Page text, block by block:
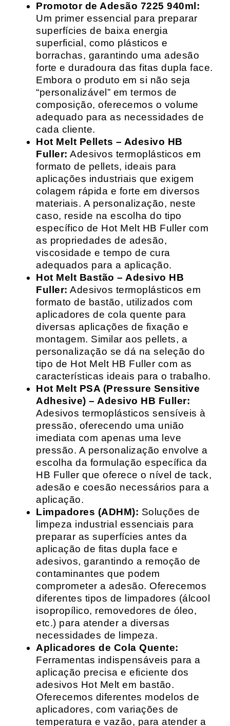
Promotor de Adesão 7225 940ml:
Um primer essencial para preparar
superfícies de baixa energia
superficial, como plásticos e
borrachas, garantindo uma adesão
forte e duradoura das fitas dupla face.
Embora o produto em si não seja
“personalizável” em termos de
composição, oferecemos o volume
adequado para as necessidades de
cada cliente.
Hot Melt Pellets – Adesivo HB
Fuller: Adesivos termoplásticos em
formato de pellets, ideais para
aplicações industriais que exigem
colagem rápida e forte em diversos
materiais. A personalização, neste
caso, reside na escolha do tipo
específico de Hot Melt HB Fuller com
as propriedades de adesão,
viscosidade e tempo de cura
adequados para a aplicação.
Hot Melt Bastão – Adesivo HB
Fuller: Adesivos termoplásticos em
formato de bastão, utilizados com
aplicadores de cola quente para
diversas aplicações de fixação e
montagem. Similar aos pellets, a
personalização se dá na seleção do
tipo de Hot Melt HB Fuller com as
características ideais para o trabalho.
Hot Melt PSA (Pressure Sensitive
Adhesive) – Adesivo HB Fuller:
Adesivos termoplásticos sensíveis à
pressão, oferecendo uma união
imediata com apenas uma leve
pressão. A personalização envolve a
escolha da formulação específica da
HB Fuller que oferece o nível de tack,
adesão e coesão necessários para a
aplicação.
Limpadores (ADHM): Soluções de
limpeza industrial essenciais para
preparar as superfícies antes da
aplicação de fitas dupla face e
adesivos, garantindo a remoção de
contaminantes que podem
comprometer a adesão. Oferecemos
diferentes tipos de limpadores (álcool
isopropílico, removedores de óleo,
etc.) para atender a diversas
necessidades de limpeza.
Aplicadores de Cola Quente:
Ferramentas indispensáveis para a
aplicação precisa e eficiente dos
adesivos Hot Melt em bastão.
Oferecemos diferentes modelos de
aplicadores, com variações de
temperatura e vazão, para atender a